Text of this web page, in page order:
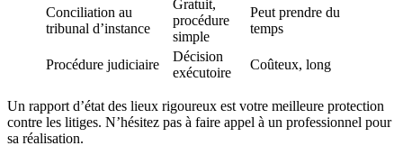
Conciliation au
tribunal d’instance
Gratuit,
procédure
simple
Peut prendre du
temps
Procédure judiciaire
Décision
exécutoire
Coûteux, long
Un rapport d’état des lieux rigoureux est votre meilleure protection
contre les litiges. N’hésitez pas à faire appel à un professionnel pour
sa réalisation.